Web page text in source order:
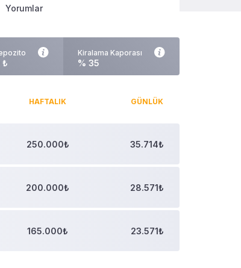
Yorumlar
₺
Kiralama Kaporası
% 35
HAFTALIK GÜNLÜK
250.000₺ 35.714₺
200.000₺ 28.571₺
165.000₺ 23.571₺